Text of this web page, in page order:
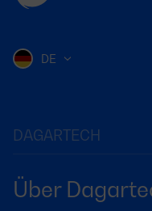
DAGARTECH
Über
DE